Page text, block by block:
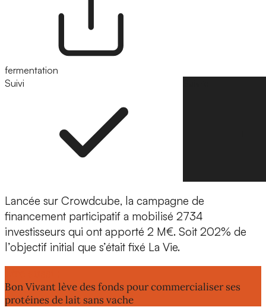
fermentation
Suivi
Lancée sur Crowdcube, la campagne de
financement participatif a mobilisé 2734
investisseurs qui ont apporté 2 M€. Soit 202% de
l’objectif initial que s’était fixé La Vie.
Bon Vivant lève des fonds pour commercialiser ses
protéines de lait sans vache